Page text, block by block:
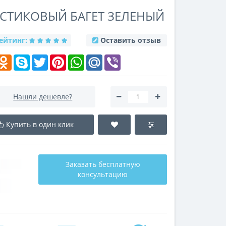
БАГЕТ ЗЕЛЕНЫЙ
Оставить отзыв
Odnoklassniki
Skype Twitter PinterestWhatsAppMail.Ru
Нашли дешевле?
Купить в один клик
Заказать бесплатную
консультацию